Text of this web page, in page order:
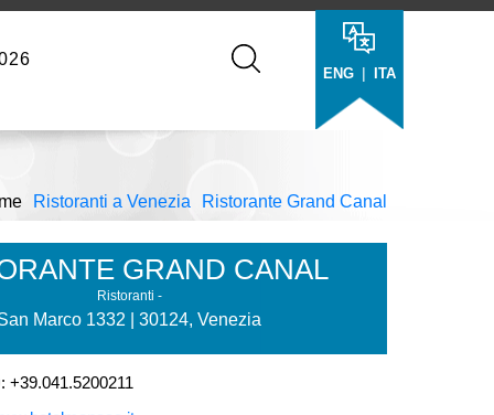
ENG | ITA
Ristoranti a Venezia Ristorante Grand Canal
GRAND CANAL
Ristoranti -
Marco 1332 | 30124, Venezia
+39.041.5200211